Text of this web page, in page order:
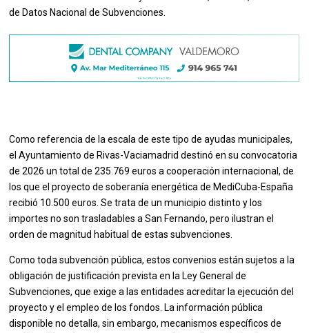
de Datos Nacional de Subvenciones.
Como referencia de la escala de este tipo de ayudas municipales,
el Ayuntamiento de Rivas-Vaciamadrid destinó en su convocatoria
de 2026 un total de 235.769 euros a cooperación internacional, de
los que el proyecto de soberanía energética de MediCuba-España
recibió 10.500 euros. Se trata de un municipio distinto y los
importes no son trasladables a San Fernando, pero ilustran el
orden de magnitud habitual de estas subvenciones.
Como toda subvención pública, estos convenios están sujetos a la
obligación de justificación prevista en la Ley General de
Subvenciones, que exige a las entidades acreditar la ejecución del
proyecto y el empleo de los fondos. La información pública
disponible no detalla, sin embargo, mecanismos específicos de